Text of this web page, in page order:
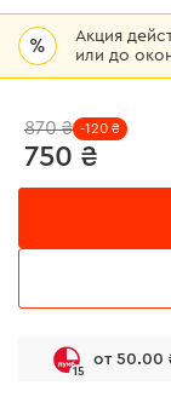
% Акция
или до
750 ₴
870 ₴ -120 ₴
15
от 50.00